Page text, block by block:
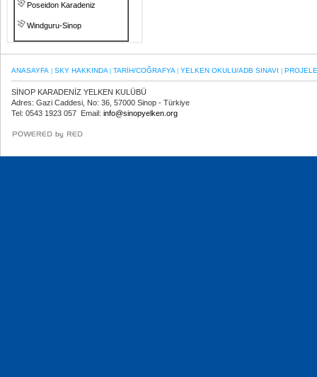
Poseidon Karadeniz
Windguru-Sinop
ANASAYFA SKY HAKKINDA TARİH/COĞRAFYA YELKEN OKULU/ADB SINAVI
SİNOP KARADENİZ YELKEN KULÜBÜ
Adres: Gazi Caddesi, No: 36, 57000 Sinop - Türkiye
Tel: 0543 1923 057 Email: info@sinopyelken.org